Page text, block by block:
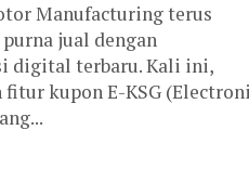
Manufacturing terus
jual dengan
digital terbaru. Kali ini,
kupon E-KSG